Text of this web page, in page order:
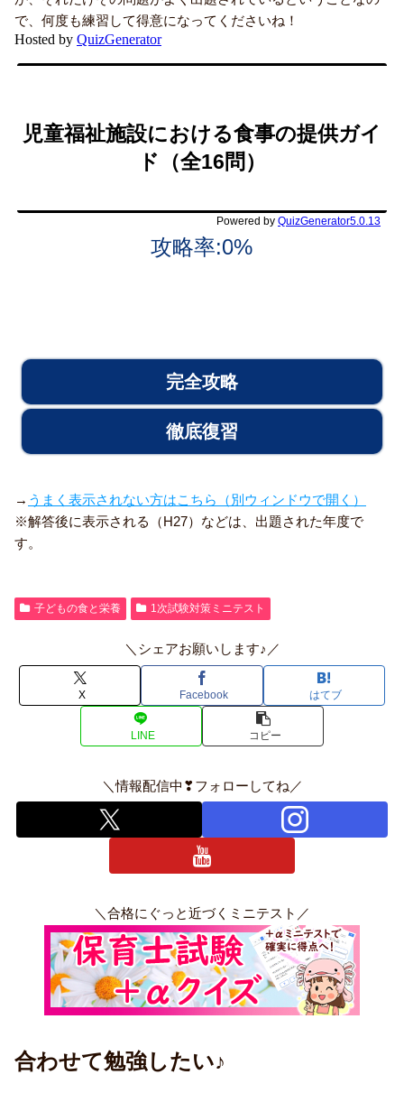
で、何度も練習して得意になってくださいね！
→ うまく表示されない方はこちら（別ウィンドウで開く）
※解答後に表示される（H27）などは、出題された年度で
す。
子どもの食と栄養 1次試験対策ミニテスト
＼シェアお願いします♪／
X Facebook はてブ
LINE コピー
＼情報配信中❣フォローしてね／
＼合格にぐっと近づくミニテスト／
合わせて勉強したい♪